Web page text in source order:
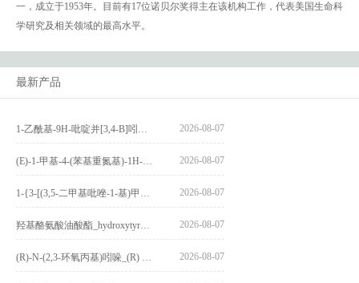
一，成立于1953年。目前有17位诺贝尔奖得主在该机构工作，代表美国生命科
学研究及相关领域的最高水平。
最新产品
2026-08-07
2026-08-07
2026-08-07
2026-08-07
2026-08-07